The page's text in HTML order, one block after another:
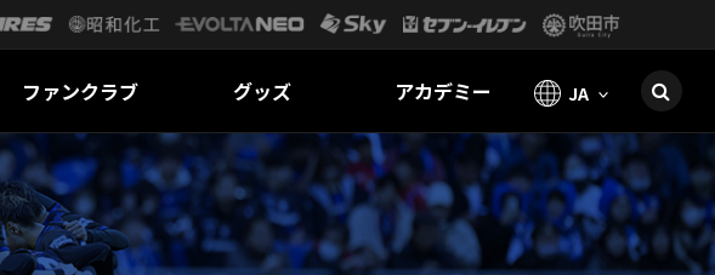
ファンクラブ グッズ アカデミー JA